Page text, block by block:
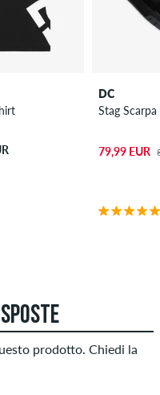
DC
Stag Scarpa
79,99 EUR
prodotto. Chiedi la